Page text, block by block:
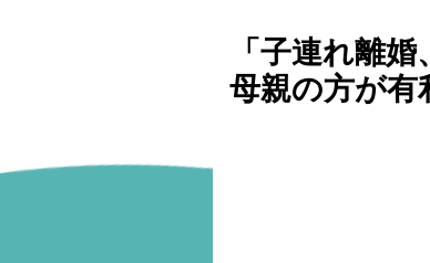
「子連れ離
母親の方が有